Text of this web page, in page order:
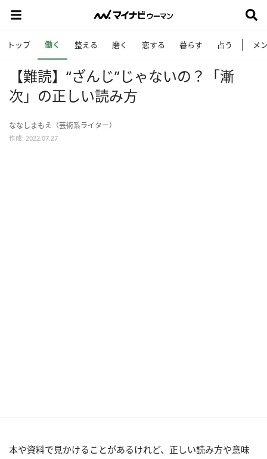
トップ 働く 整える 磨く 恋する 暮らす 占う メ
【難読】“ざんじ”じゃないの？「漸
次」の正しい読み方
ななしまもえ（芸術系ライター）
作成: 2022.07.27
本や資料で見かけることがあるけれど、正しい読み方や意味